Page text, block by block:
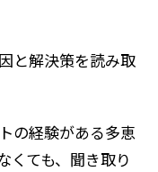
と解決策を読み取
の経験がある多恵
くても、聞き取り